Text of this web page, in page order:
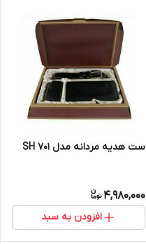
ست هدیه مردانه مدل SH 701
4,980,000
افزودن به سبد